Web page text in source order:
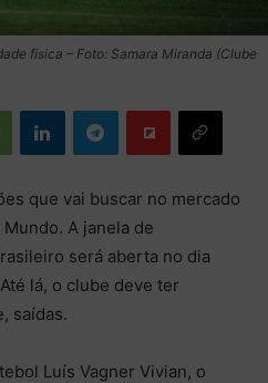
física – Foto: Samara Miranda (Clube
que vai buscar no mercado
A janela de
será aberta no dia
lá, o clube deve ter
saídas.
Luís Vagner Vivian, o